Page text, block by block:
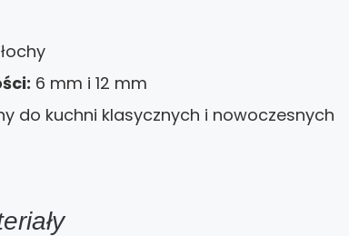
6 mm i 12 mm
do kuchni klasycznych i nowoczesnych